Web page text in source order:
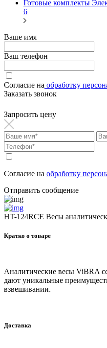
Готовые комплекты
6
Ваше имя
Ваш телефон
Согласие на обработку
Заказать звонок
Запросить цену
Согласие на обработку
Отправить сообщение
HT-124RCE Весы
Кратко о товаре
Аналитические весы ViBRA
дают уникальные
взвешивании.
Доставка